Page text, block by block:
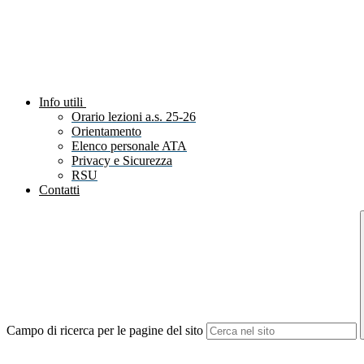
Info utili
Orario lezioni a.s. 25-26
Orientamento
Elenco personale ATA
Privacy e Sicurezza
RSU
Contatti
Campo di ricerca per le pagine del sito